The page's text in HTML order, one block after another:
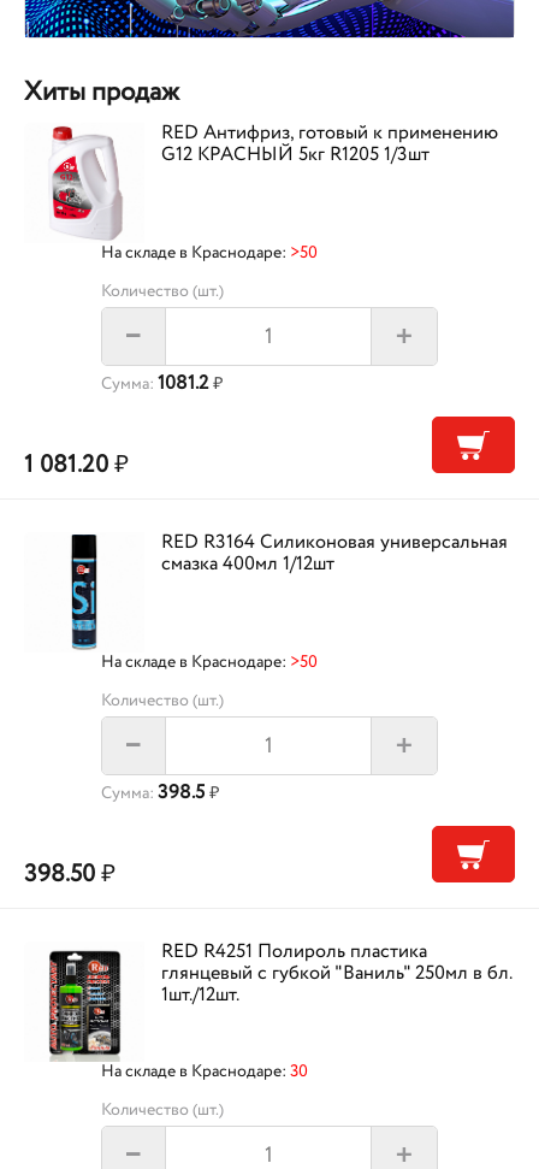
Хиты продаж
RED Антифриз, готовый к применению
G12 КРАСНЫЙ 5кг R1205 1/3шт
На складе в Краснодаре: >50
Количество (шт.)
– +
Сумма: 1081.2₽
1 081.20₽
RED R3164 Силиконовая универсальная
смазка 400мл 1/12шт
На складе в Краснодаре: >50
Количество (шт.)
– +
Сумма: 398.5 ₽
398.50₽
RED R4251 Полироль пластика
глянцевый с губкой "Ваниль" 250мл в бл.
1шт./12шт.
На складе в Краснодаре: 30
Количество (шт.)
– +